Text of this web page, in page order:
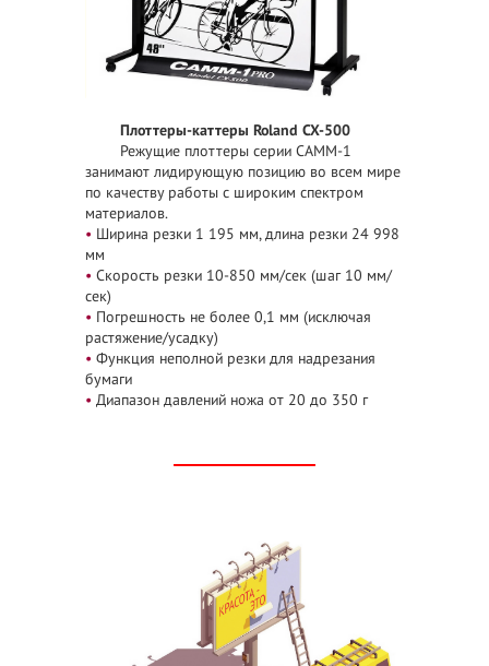
Плоттеры-каттеры Roland CX-500
Режущие плоттеры серии CAMM-1
занимают лидирующую позицию во всем мире
по качеству работы с широким спектром
материалов.
• Ширина резки 1 195 мм, длина резки 24 998
мм
•Скорость резки 10-850 мм/сек (шаг 10 мм/
сек)
• Погрешность не более 0,1 мм (исключая
растяжение/усадку)
•Функция неполной резки для надрезания
бумаги
•Диапазон давлений ножа от 20 до 350 г